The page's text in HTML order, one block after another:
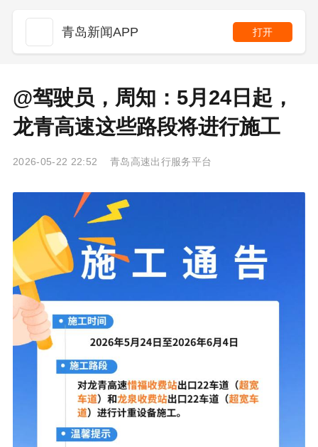
青岛新闻APP 打开
@驾驶员，周知：5月24日起，
龙青高速这些路段将进行施工
2026-05-22 22:52 青岛高速出行服务平台